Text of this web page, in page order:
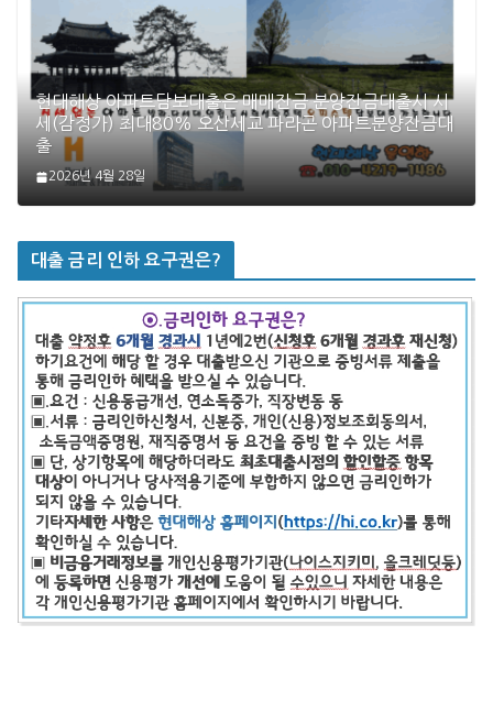
현대해상 아파트담보대출은 매매잔금 분양잔금대출시 시
세(감정가) 최대80% 오산세교 파라곤 아파트분양잔금대
출
2026년 4월 28일
대출 금리 인하 요구권은?